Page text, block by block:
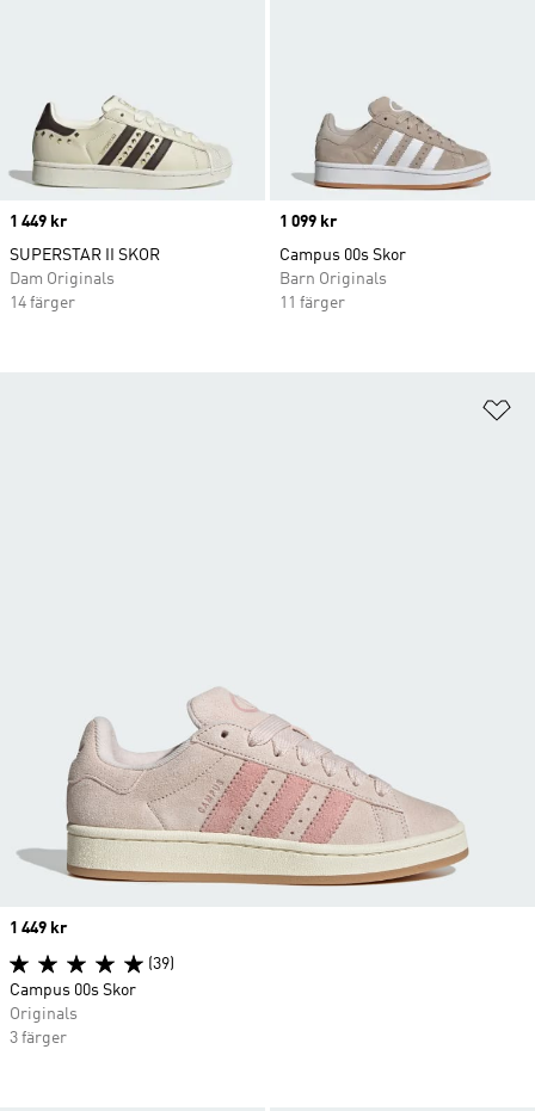
Price
1 449 kr
SUPERSTAR II SKOR
Dam Originals
14 färger
Price
1 099 kr
Campus 00s Skor
Barn Originals
11 färger
Price
1 449 kr
(39)
Campus 00s Skor
Originals
3 färger